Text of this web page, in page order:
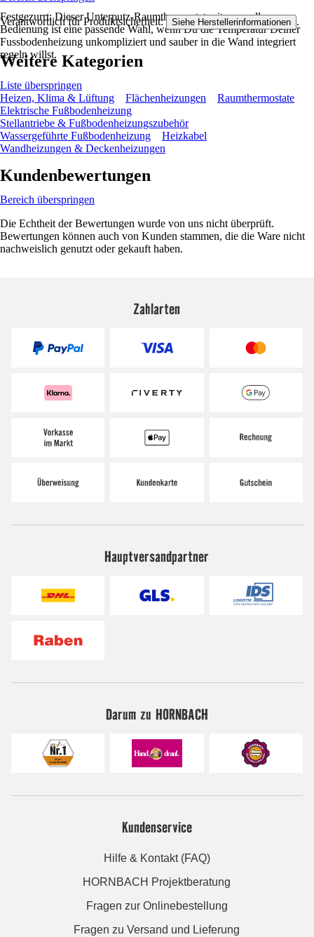
Festgezurrt: Dieser Unterputz-Raumthermostat mit manueller
Bedienung ist eine passende Wahl, wenn Du die Temperatur Deiner
Fussbodenheizung unkompliziert und sauber in die Wand integriert
regeln willst.
Verantwortlich für Produktsicherheit: Siehe Herstellerinformationen .
Weitere Kategorien
Liste überspringen
Heizen, Klima & Lüftung
Flächenheizungen
Raumthermostate
Elektrische Fußbodenheizung
Stellantriebe & Fußbodenheizungszubehör
Wassergeführte Fußbodenheizung
Heizkabel
Wandheizungen & Deckenheizungen
Kundenbewertungen
Bereich überspringen
Die Echtheit der Bewertungen wurde von uns nicht überprüft.
Bewertungen können auch von Kunden stammen, die die Ware nicht
nachweislich genutzt oder gekauft haben.
Zahlarten
Hauptversandpartner
Darum zu HORNBACH
Kundenservice
Hilfe & Kontakt (FAQ)
HORNBACH Projektberatung
Fragen zur Onlinebestellung
Fragen zu Versand und Lieferung